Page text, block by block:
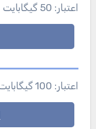
اعتبار: 50 گیگابایت
اعتبار: 100 گیگابایت